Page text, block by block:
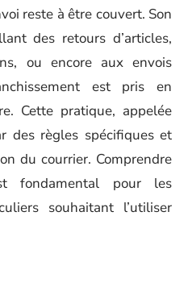
reste à être couvert. Son
des retours d’articles,
ou encore aux envois
est pris en
Cette pratique, appelée
des règles spécifiques et
du courrier. Comprendre
fondamental pour les
souhaitant l’utiliser